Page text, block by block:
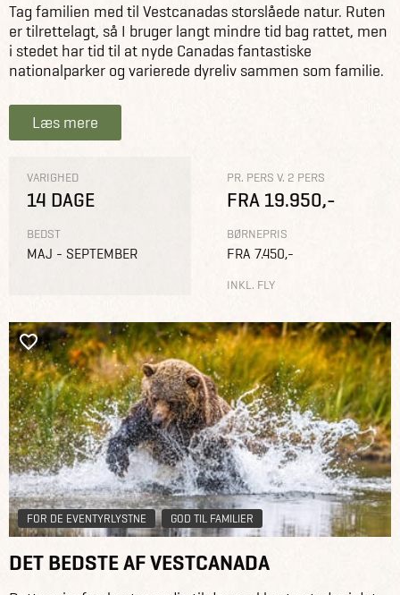
Tag familien med til Vestcanadas storslåede natur. Ruten
er tilrettelagt, så I bruger langt mindre tid bag rattet, men
i stedet har tid til at nyde Canadas fantastiske
nationalparker og varierede dyreliv sammen som familie.
Læs mere
VARIGHED
14 DAGE
BEDST
MAJ - SEPTEMBER
PR. PERS V. 2 PERS
FRA 19.950,-
BØRNEPRIS
FRA 7.450,-
INKL. FLY
FOR DE EVENTYRLYSTNE GOD TIL FAMILIER
DET BEDSTE AF VESTCANADA